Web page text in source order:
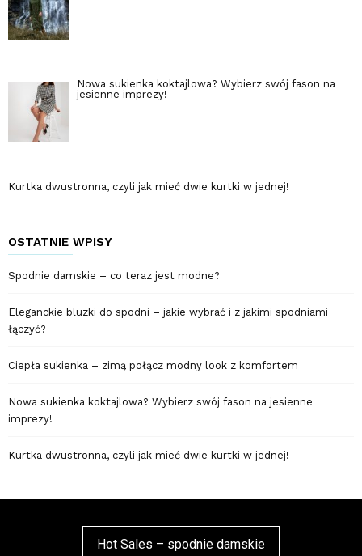
Nowa sukienka koktajlowa? Wybierz swój fason na
jesienne imprezy!
Kurtka dwustronna, czyli jak mieć dwie kurtki w jednej!
OSTATNIE WPISY
Spodnie damskie – co teraz jest modne?
Eleganckie bluzki do spodni – jakie wybrać i z jakimi spodniami
łączyć?
Ciepła sukienka – zimą połącz modny look z komfortem
Nowa sukienka koktajlowa? Wybierz swój fason na jesienne
imprezy!
Kurtka dwustronna, czyli jak mieć dwie kurtki w jednej!
Hot Sales – spodnie damskie